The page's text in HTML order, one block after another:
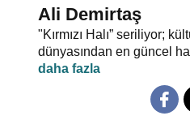
Ali Demirtaş
"Kırmızı Halı” seriliyor;
dünyasından en güncel
TV ekranından evlerinize